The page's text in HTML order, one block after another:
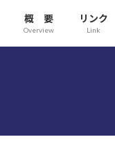
概 要
Overview
リンク
Link